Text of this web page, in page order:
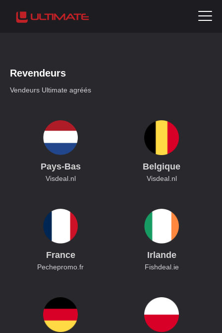
Revendeurs
Vendeurs Ultimate agréés
Pays-Bas
Visdeal.nl
Belgique
Visdeal.nl
France
Pechepromo.fr
Irlande
Fishdeal.ie